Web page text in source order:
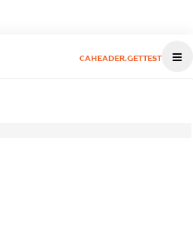
CAHEADER.GETTEST